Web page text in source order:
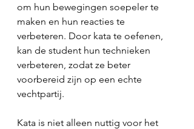
om hun bewegingen soepeler te
maken en hun reacties te
verbeteren. Door kata te oefenen,
kan de student hun technieken
verbeteren, zodat ze beter
voorbereid zijn op een echte
vechtpartij.
Kata is niet alleen nuttig voor het